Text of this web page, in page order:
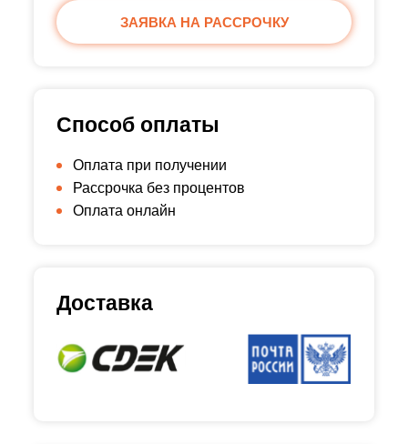
ЗАЯВКА НА РАССРОЧКУ
Способ оплаты
Оплата при получении
Рассрочка без процентов
Оплата онлайн
Доставка